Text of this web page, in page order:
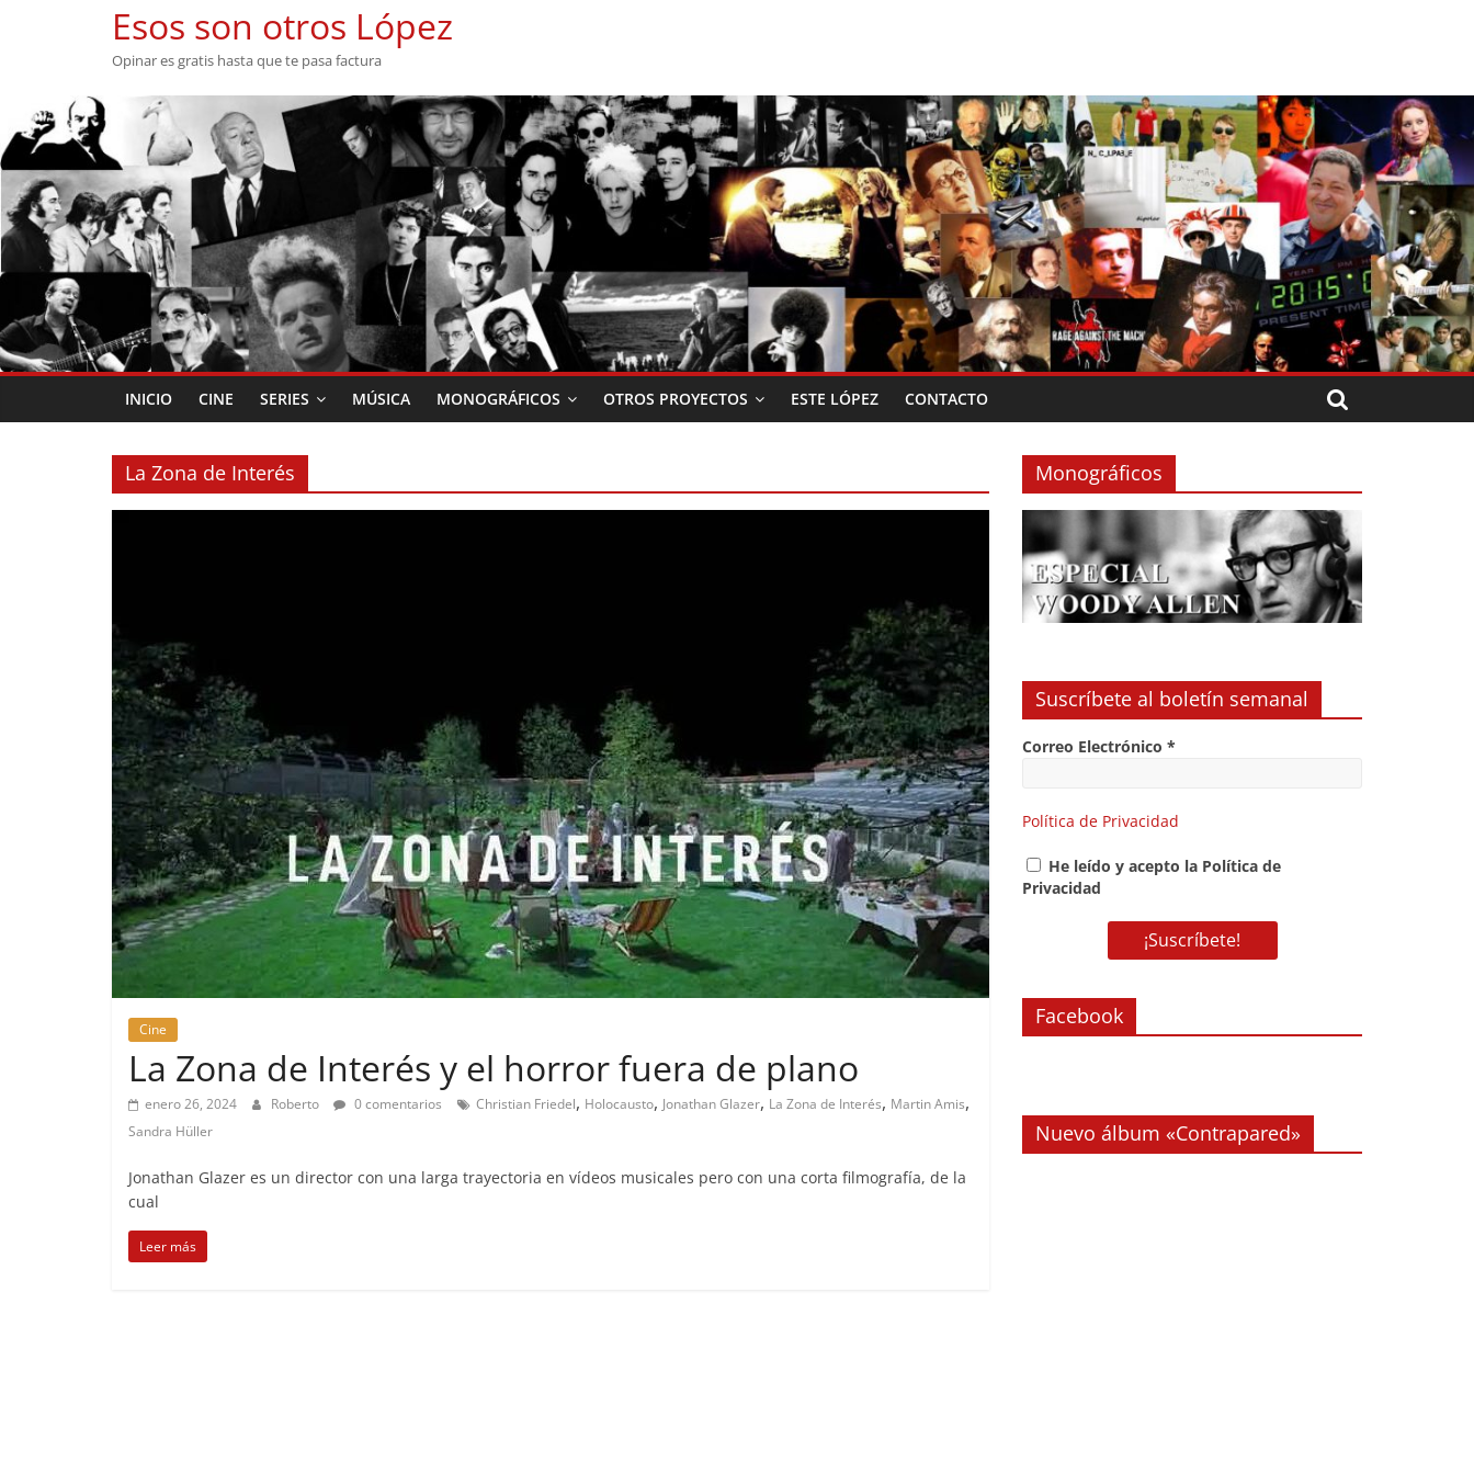
Esos son otros López
Opinar es gratis hasta que te pasa factura
INICIO CINE SERIES MÚSICA MONOGRÁFICOS OTROS PROYECTOS ESTE LÓPEZ CONTACTO
La Zona de Interés
Cine
La Zona de Interés y el horror fuera de plano
enero 26, 2024 Roberto 0 comentarios Christian Friedel, Holocausto, Jonathan Glazer, La Zona de Interés, Martin Amis,
Sandra Hüller
Jonathan Glazer es un director con una larga trayectoria en vídeos musicales pero con una corta filmografía, de la
cual
Leer más
Monográficos
Suscríbete al boletín semanal
Correo Electrónico *
Política de Privacidad
He leído y acepto la Política de
Privacidad
Facebook
Nuevo álbum «Contrapared»